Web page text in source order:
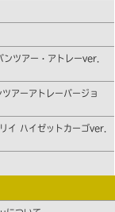
ツアー・アトレーver.
アーアトレーバージョ
ハイゼットカーゴver.